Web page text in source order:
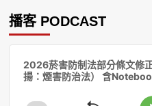
播客 PODCAST
2026菸害防制法部分條文修
揚：煙害防治法） 含